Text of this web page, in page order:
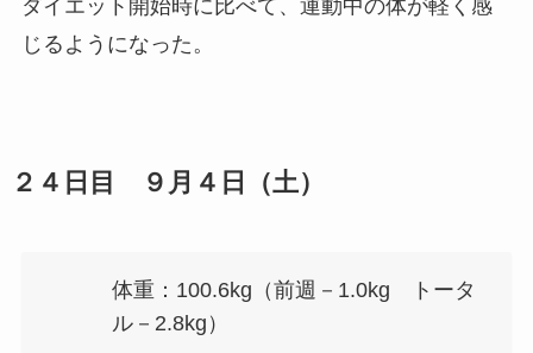
ダイエット開始時に比べて、運動中の体が軽く感
じるようになった。
２４日目 ９月４日（土）
体重：100.6kg（前週－1.0kg トータ
ル－2.8kg）